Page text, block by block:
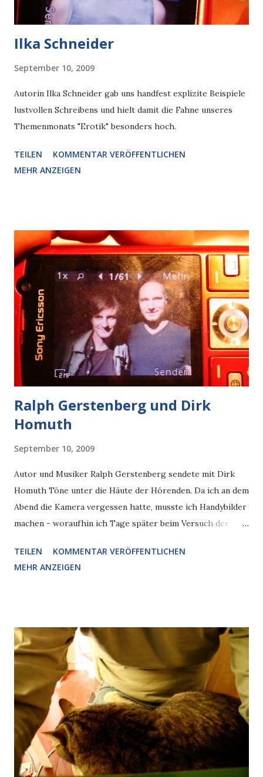
Ilka Schneider
September 10, 2009
Autorin Ilka Schneider gab uns handfest explizite Beispiele
lustvollen Schreibens und hielt damit die Fahne unseres
Themenmonats "Erotik" besonders hoch.
TEILEN
KOMMENTAR VERÖFFENTLICHEN
MEHR ANZEIGEN
Ralph Gerstenberg und Dirk
Homuth
September 10, 2009
Autor und Musiker Ralph Gerstenberg sendete mit Dirk
Homuth Töne unter die Häute der Hörenden. Da ich an dem
Abend die Kamera vergessen hatte, musste ich Handybilder
machen - woraufhin ich Tage später beim Versuch der
kurzerhand zur jetzt erreichbaren Kamera griff und das
Display ablichtete.
TEILEN
KOMMENTAR VERÖFFENTLICHEN
MEHR ANZEIGEN